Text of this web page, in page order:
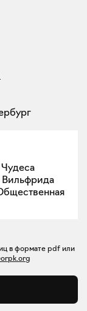
в формате pdf или